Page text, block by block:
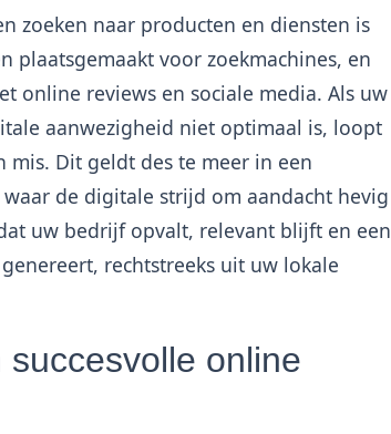
zoeken naar producten en diensten is
plaatsgemaakt voor zoekmachines, en
online reviews en sociale media. Als uw
aanwezigheid niet optimaal is, loopt
Dit geldt des te meer in een
de digitale strijd om aandacht hevig
uw bedrijf opvalt, relevant blijft en een
rechtstreeks uit uw lokale
online